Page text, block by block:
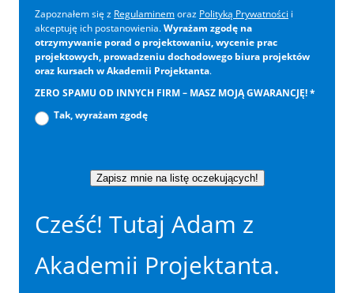
Zapoznałem się z Regulaminemoraz Polityką Prywatności i
akceptuję ich postanowienia.Wyrażam zgodę na
otrzymywanie porad o projektowaniu, wycenie prac
projektowych, prowadzeniu dochodowego biura projektów
oraz kursach w Akademii Projektanta.
ZERO SPAMU OD INNYCH FIRM – MASZ MOJĄ GWARANCJĘ!*
Tak, wyrażam zgodę
Zapisz mnie na listę oczekujących!
Cześć! Tutaj Adam z
Akademii Projektanta.